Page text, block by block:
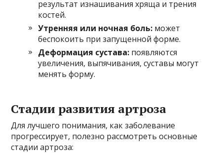
результат изнашивания хряща и трения
костей.
Утренняя или ночная боль: может
беспокоить при запущенной форме.
Деформация сустава: появляются
увеличения, выпячивания, суставы могут
менять форму.
Стадии развития артроза
Для лучшего понимания, как заболевание
прогрессирует, полезно рассмотреть основные
стадии артроза: